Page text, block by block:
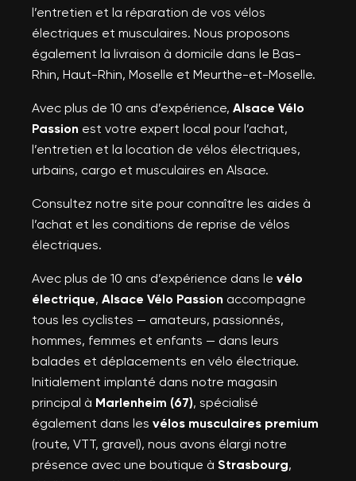
l’entretien et la réparation de vos vélos
électriques et musculaires. Nous proposons
également la livraison à domicile dans le Bas-
Rhin, Haut-Rhin, Moselle et Meurthe-et-Moselle.
Avec plus de 10 ans d’expérience, Alsace Vélo
Passion est votre expert local pour l’achat,
l’entretien et la location de vélos électriques,
urbains, cargo et musculaires en Alsace.
Consultez notre site pour connaître les aides à
l’achat et les conditions de reprise de vélos
électriques.
Avec plus de 10 ans d’expérience dans le vélo
électrique, Alsace Vélo Passion accompagne
tous les cyclistes — amateurs, passionnés,
hommes, femmes et enfants — dans leurs
balades et déplacements en vélo électrique.
Initialement implanté dans notre magasin
principal à Marlenheim (67), spécialisé
également dans les vélos musculaires premium
(route, VTT, gravel), nous avons élargi notre
présence avec une boutique à Strasbourg,